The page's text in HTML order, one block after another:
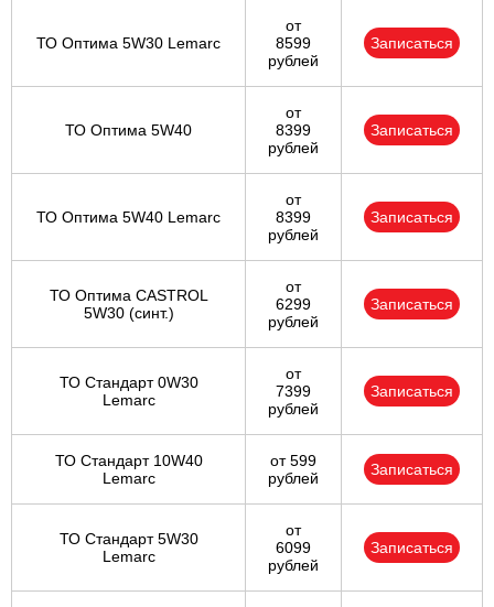
ТО Оптима 5W30 Lemarc
от
8599
рублей
Записаться
ТО Оптима 5W40
от
8399
рублей
Записаться
ТО Оптима 5W40 Lemarc
от
8399
рублей
Записаться
ТО Оптима CASTROL
5W30 (синт.)
от
6299
рублей
Записаться
ТО Стандарт 0W30
Lemarc
от
7399
рублей
Записаться
ТО Стандарт 10W40
Lemarc
от 599
рублей
Записаться
ТО Стандарт 5W30
Lemarc
от
6099
рублей
Записаться